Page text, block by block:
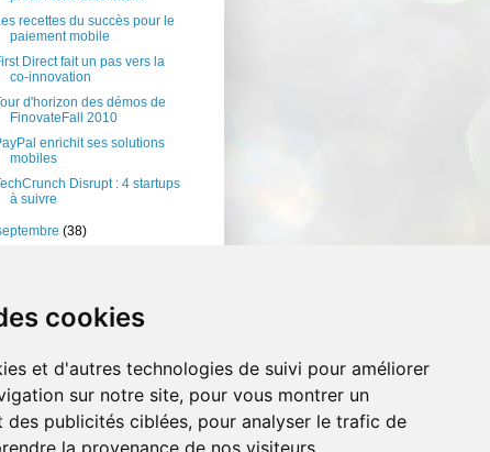
cookies
et d'autres technologies de suivi pour améliorer
sur notre site, pour vous montrer un
des publicités ciblées, pour analyser le trafic de
la provenance de nos visiteurs.
recettes du succès pour le
paiement mobile
Direct fait un pas vers la
co-innovation
d'horizon des démos de
FinovateFall 2010
enrichit ses solutions
mobiles
Disrupt : 4 startups
à suivre
(38)